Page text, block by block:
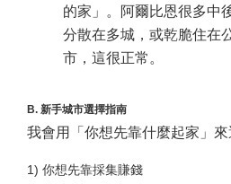
的家」。阿爾比恩很多中
分散在多城，或乾脆住在
市，這很正常。
B. 新手城市選擇指南
我會用「你想先靠什麼起家」來
1) 你想先靠採集賺錢